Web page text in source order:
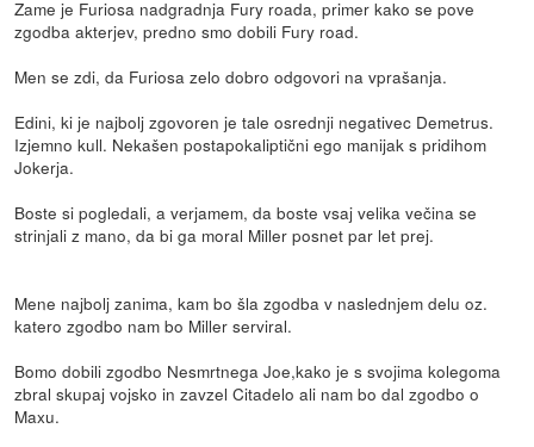
Zame je Furiosa nadgradnja Fury roada, primer kako se pove
zgodba akterjev, predno smo dobili Fury road.
Men se zdi, da Furiosa zelo dobro odgovori na vprašanja.
Edini, ki je najbolj zgovoren je tale osrednji negativec Demetrus.
Izjemno kull. Nekašen postapokaliptični ego manijak s pridihom
Jokerja.
Boste si pogledali, a verjamem, da boste vsaj velika večina se
strinjali z mano, da bi ga moral Miller posnet par let prej.
Mene najbolj zanima, kam bo šla zgodba v naslednjem delu oz.
katero zgodbo nam bo Miller serviral.
Bomo dobili zgodbo Nesmrtnega Joe,kako je s svojima kolegoma
zbral skupaj vojsko in zavzel Citadelo ali nam bo dal zgodbo o
Maxu.